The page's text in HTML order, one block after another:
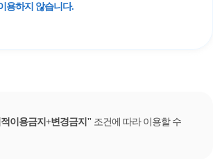
용하지 않습니다.
이용금지+변경금지
조건에 따라 이용할 수